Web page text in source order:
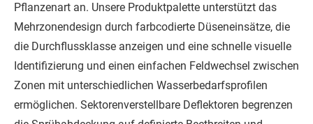
Pflanzenart an. Unsere Produktpalette unterstützt das
Mehrzonendesign durch farbcodierte Düseneinsätze, die
die Durchflussklasse anzeigen und eine schnelle visuelle
Identifizierung und einen einfachen Feldwechsel zwischen
Zonen mit unterschiedlichen Wasserbedarfsprofilen
ermöglichen. Sektorenverstellbare Deflektoren begrenzen